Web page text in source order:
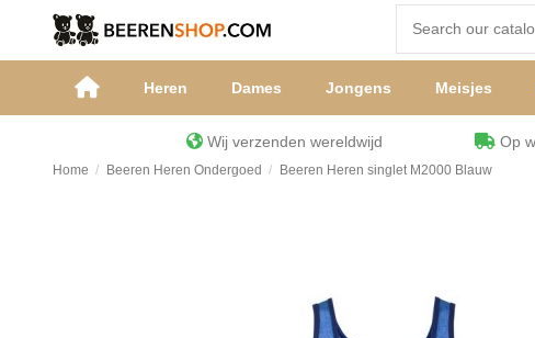
Heren Dames Jongens Meisjes
Wij verzenden wereldwijd Op
Home Beeren Heren Ondergoed Beeren Heren singlet M2000 Blauw